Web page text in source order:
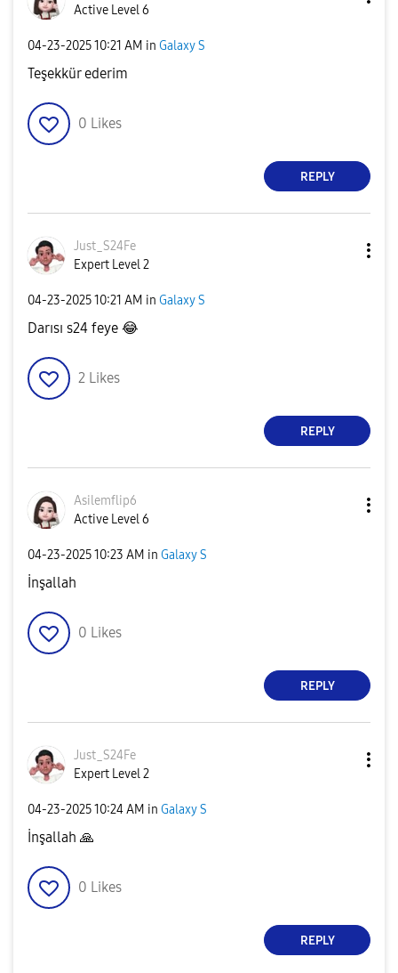
Active Level 6
‎04-23-202510:21 AM in Galaxy S
Teşekkür ederim
0 Likes
REPLY
Just_S24Fe
Expert Level 2
‎04-23-202510:21 AM in Galaxy S
Darısı s24 feye 😂
2 Likes
REPLY
Asilemflip6
Active Level 6
‎04-23-202510:23 AM in Galaxy S
İnşallah
0 Likes
REPLY
Just_S24Fe
Expert Level 2
‎04-23-202510:24 AM in Galaxy S
İnşallah 🙏
0 Likes
REPLY